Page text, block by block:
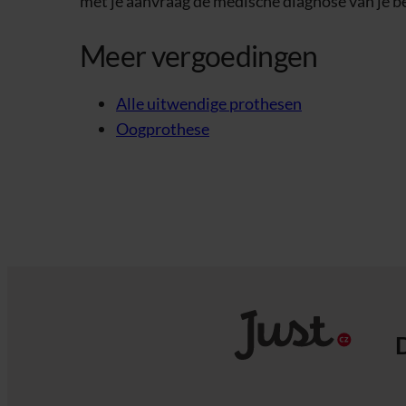
Meer vergoedingen
Alle uitwendige prothesen
Oogprothese